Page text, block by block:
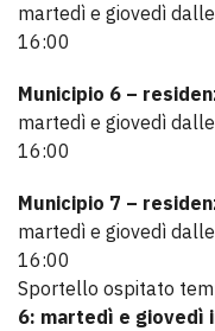
martedì e giovedì
16:00
Municipio 6 –
martedì e giovedì
16:00
Municipio 7 –
martedì e giovedì
16:00
Sportello ospitato
6: martedì e giovedì